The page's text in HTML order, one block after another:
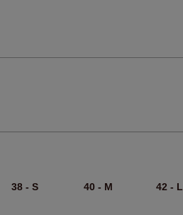
38 - S 40 - M 42 - L